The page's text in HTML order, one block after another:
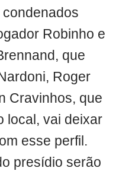
Robinho e
que
Roger
Cravinhos, que
local, vai deixar
esse perfil.
presídio serão